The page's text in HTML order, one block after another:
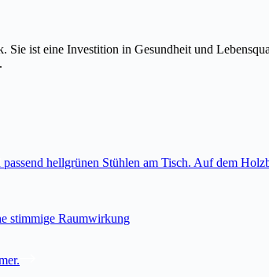
ist eine Investition in Gesundheit und
stimmige Raumwirkung